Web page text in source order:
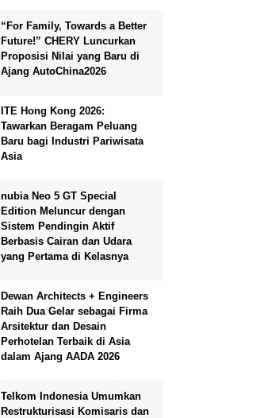
“For Family, Towards a Better
Future!” CHERY Luncurkan
Proposisi Nilai yang Baru di
Ajang AutoChina2026
ITE Hong Kong 2026:
Tawarkan Beragam Peluang
Baru bagi Industri Pariwisata
Asia
nubia Neo 5 GT Special
Edition Meluncur dengan
Sistem Pendingin Aktif
Berbasis Cairan dan Udara
yang Pertama di Kelasnya
Dewan Architects + Engineers
Raih Dua Gelar sebagai Firma
Arsitektur dan Desain
Perhotelan Terbaik di Asia
dalam Ajang AADA 2026
Telkom Indonesia Umumkan
Restrukturisasi Komisaris dan